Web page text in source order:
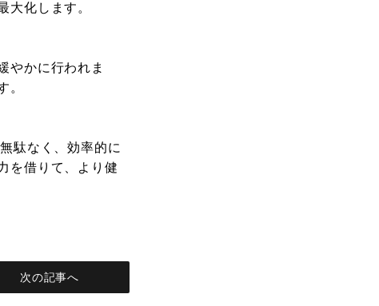
大化します。
やかに行われま
。
駄なく、効率的に
を借りて、より健
次の記事へ